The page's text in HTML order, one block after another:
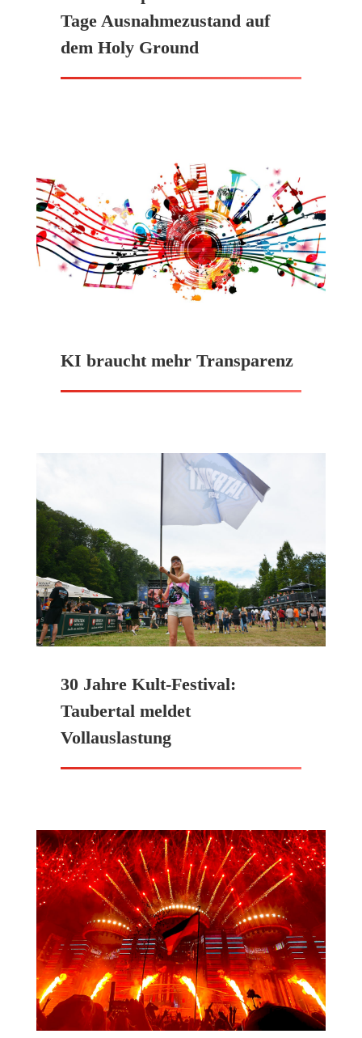
Tage Ausnahmezustand auf
dem Holy Ground
KI braucht mehr Transparenz
30 Jahre Kult-Festival:
Taubertal meldet
Vollauslastung